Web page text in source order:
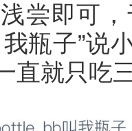
尝即可
瓶子”说
直就只吃